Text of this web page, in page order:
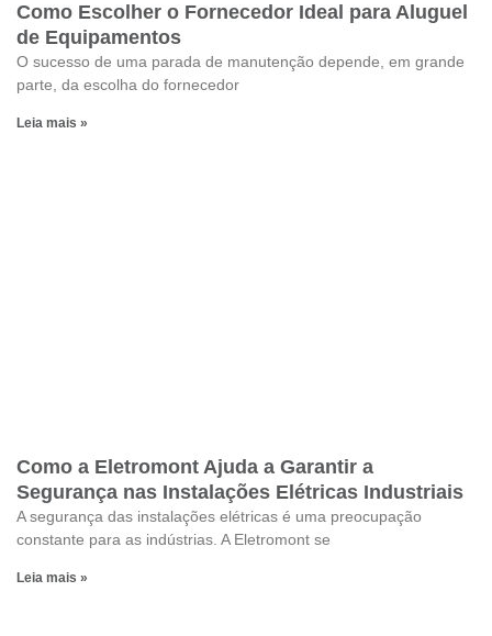
Como Escolher o Fornecedor Ideal para Aluguel
de Equipamentos
O sucesso de uma parada de manutenção depende, em grande
parte, da escolha do fornecedor
Leia mais »
Como a Eletromont Ajuda a Garantir a
Segurança nas Instalações Elétricas Industriais
A segurança das instalações elétricas é uma preocupação
constante para as indústrias. A Eletromont se
Leia mais »